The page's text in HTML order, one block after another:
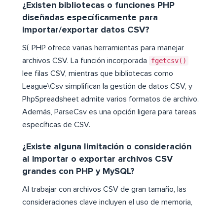
¿Existen bibliotecas o funciones PHP
diseñadas específicamente para
importar/exportar datos CSV?
Sí, PHP ofrece varias herramientas para manejar
archivos CSV. La función incorporada
fgetcsv()
lee filas CSV, mientras que bibliotecas como
League\Csv simplifican la gestión de datos CSV, y
PhpSpreadsheet admite varios formatos de archivo.
Además, ParseCsv es una opción ligera para tareas
específicas de CSV.
¿Existe alguna limitación o consideración
al importar o exportar archivos CSV
grandes con PHP y MySQL?
Al trabajar con archivos CSV de gran tamaño, las
consideraciones clave incluyen el uso de memoria,